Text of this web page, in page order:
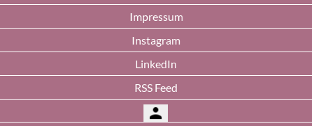
Impressum
Instagram
LinkedIn
RSS Feed